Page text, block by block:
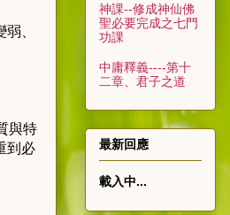
、
與特
到必
神課--修成神仙佛
聖必要完成之七門
功課
中庸釋義----第十
二章、君子之道
最新回應
載入中...